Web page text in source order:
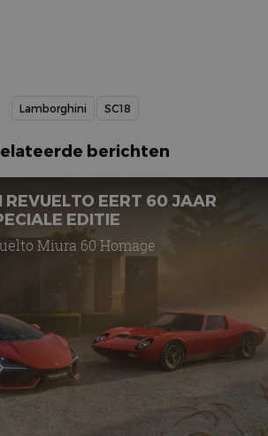
Lamborghini SC18
berichten
REVUELTO EERT 60 JAAR
EDITIE
Miura 60 Homage